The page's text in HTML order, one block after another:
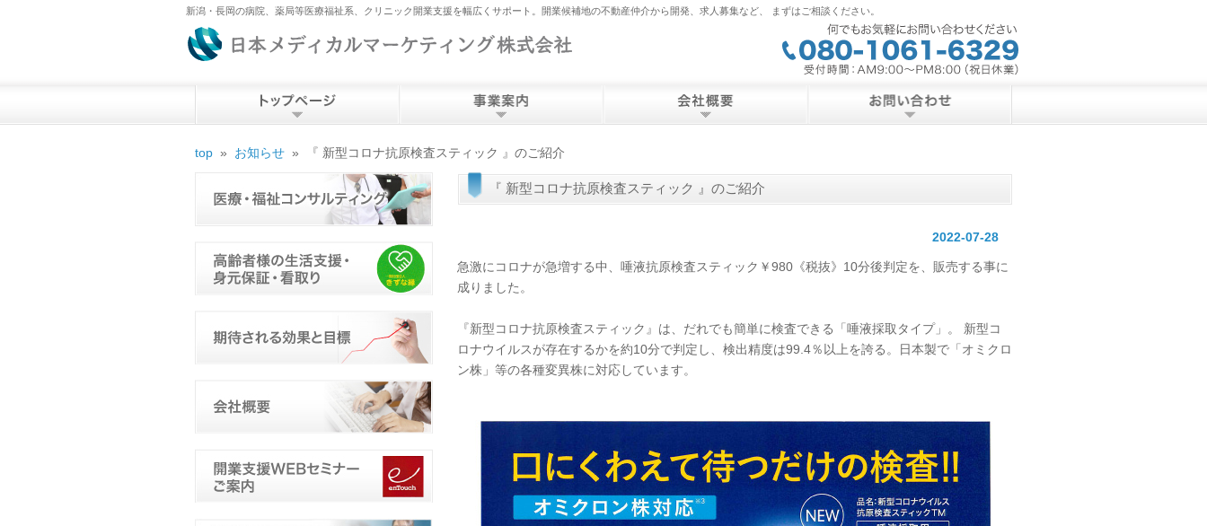
新潟・長岡の病院、薬局等医療福祉系、クリニック開業支援を幅広くサポート。開業候補地の不動産仲介から開発、求人募集など、 まずはご相談ください。
top » お知らせ » 『 新型コロナ抗原検査スティック 』のご紹介
『 新型コロナ抗原検査スティック 』のご紹介
2022-07-28
急激にコロナが急増する中、唾液抗原検査スティック￥980《税抜》10分後判定を、販売する事に
成りました。
『新型コロナ抗原検査スティック』は、だれでも簡単に検査できる「唾液採取タイプ」。 新型コ
ロナウイルスが存在するかを約10分で判定し、検出精度は99.4％以上を誇る。日本製で「オミクロ
ン株」等の各種変異株に対応しています。